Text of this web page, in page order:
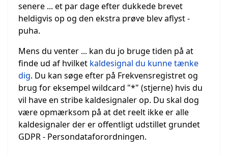
senere ... et par dage efter dukkede brevet
heldigvis op og den ekstra prøve blev aflyst -
puha.
Mens du venter ... kan du jo bruge tiden på at
finde ud af hvilket kaldesignal du kunne tænke
dig. Du kan søge efter på Frekvensregistret og
brug for eksempel wildcard "*" (stjerne) hvis du
vil have en stribe kaldesignaler op. Du skal dog
være opmærksom på at det reelt ikke er alle
kaldesignaler der er offentligt udstillet grundet
GDPR - Persondataforordningen.